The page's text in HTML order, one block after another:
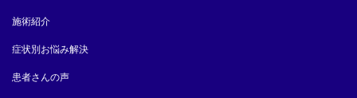
施術紹介
症状別お悩み解決
患者さんの声